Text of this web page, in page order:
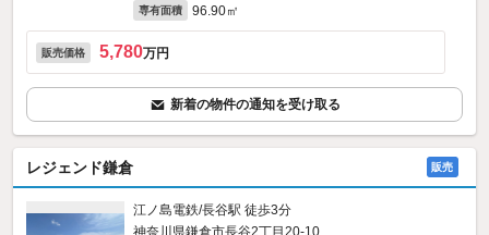
専有面積 96.90㎡
販売価格 5,780万円
新着の物件の通知を受け取る
レジェンド鎌倉 販売
江ノ島電鉄/長谷駅 徒歩3分
神奈川県鎌倉市長谷2丁目20-10